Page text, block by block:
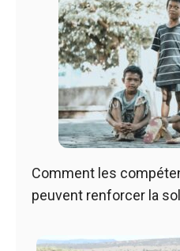
Comment les
peuvent renforcer la